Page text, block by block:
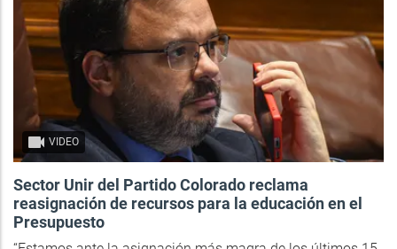
VIDEO
Sector Unir del Partido Colorado reclama
reasignación de recursos para la educación en el
Presupuesto